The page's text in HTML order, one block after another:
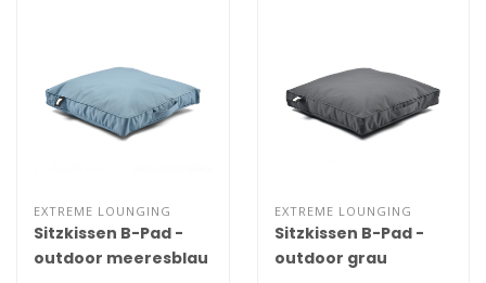
EXTREME LOUNGING
Sitzkissen B-Pad -
outdoor meeresblau
EXTREME LOUNGING
Sitzkissen B-Pad -
outdoor grau